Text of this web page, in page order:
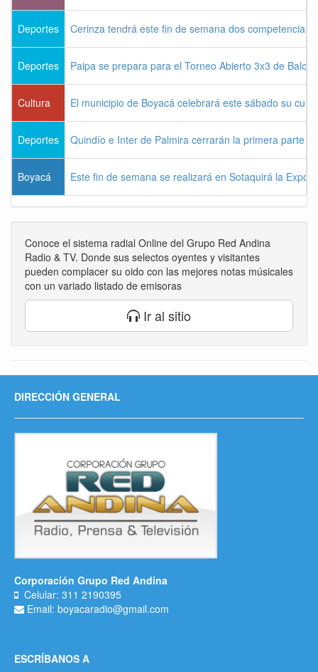
Deportes Cerinza tendrá este fin de semana dos competencias
Deportes Paipa se prepara para el Torneo Abierto 3x3 de
Cultura El municipio de Boyacá celebrará este sábado su
Deportes Quindío e Inter de Palmira cerrarán la primera parte
Boyacá Este fin de semana se realizará en Sotaquirá la
Conoce el sistema radial Online del Grupo Red Andina
Radio & TV. Donde sus selectos oyentes y visitantes
pueden complacer su oido con las mejores notas músicales
con un variado listado de emisoras
Ir al sitio
DIRECCIÓN GENERAL
Corporación Grupo Red Andina
Celular: 311 2190395
Email: boyacaradio@gmail.com
ESCRÍBANOS A